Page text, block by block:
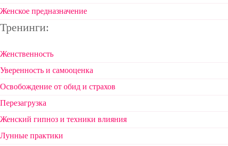
Женское предназначение
Тренинги:
Женственность
Уверенность и самооценка
Освобождение от обид и страхов
Перезагрузка
Женский гипноз и техники влияния
Лунные практики